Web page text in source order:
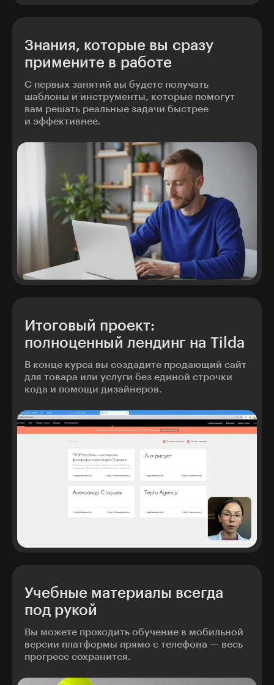
Знания, которые вы сразу
примените в работе
С первых занятий вы будете получать
шаблоны и инструменты, которые помогут
вам решать реальные задачи быстрее
и эффективнее.
Итоговый проект:
полноценный лендинг на Tilda
В конце курса вы создадите продающий сайт
для товара или услуги без единой строчки
кода и помощи дизайнеров.
Учебные материалы всегда
под рукой
Вы можете проходить обучение в мобильной
версии платформы прямо с телефона — весь
прогресс сохранится.